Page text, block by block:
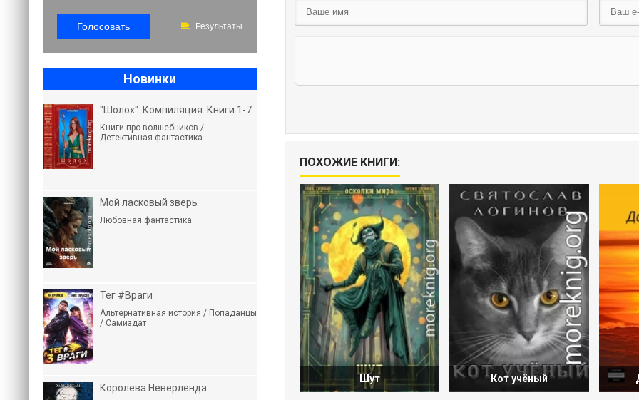
ПОХОЖИЕ КНИГИ:
Шут Кот учёный
Голосовать Результаты
Новинки
"Шолох". Компиляция. Книги 1-7
Книги про волшебников /
Детективная фантастика
Мой ласковый зверь
Любовная фантастика
Тег #Враги
Альтернативная история / Попаданцы
/ Самиздат
Королева Неверленда